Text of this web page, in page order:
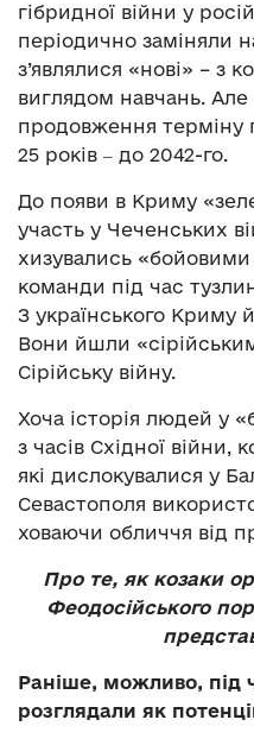
гібридної війни у
періодично заміняли
з’являлися «нові» – з
виглядом навчань. Але
продовження терміну
25 років ‒ до 2042-го.
До появи в Криму
участь у Чеченських
хизувались
команди під час
З українського Криму
Вони йшли
Сірійську війну.
Хоча історія людей у
з часів Східної війни,
які дислокувалися у
Севастополя
ховаючи обличчя від
Про те, як козаки
Феодосійського
Раніше, можливо, під
розглядали як